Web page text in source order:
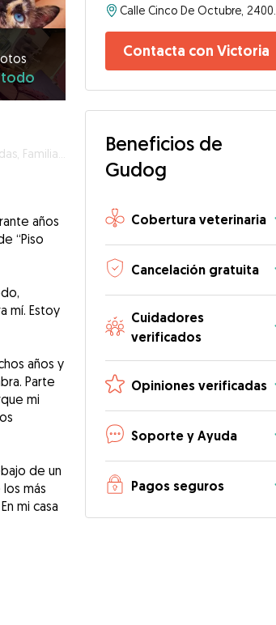
Felices
años
“Piso
mí. Estoy
años y
Parte
mi
de un
más
mi casa
Contacta con Victoria
Beneficios de
Gudog
Cobertura veterinaria
Cancelación gratuita
Cuidadores
verificados
Opiniones verificadas
Soporte y Ayuda
Pagos seguros